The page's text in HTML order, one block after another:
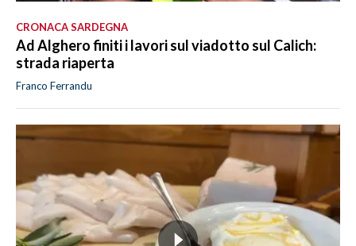
CRONACA SARDEGNA
Ad Alghero finiti i lavori sul viadotto sul Calich:
strada riaperta
Franco Ferrandu